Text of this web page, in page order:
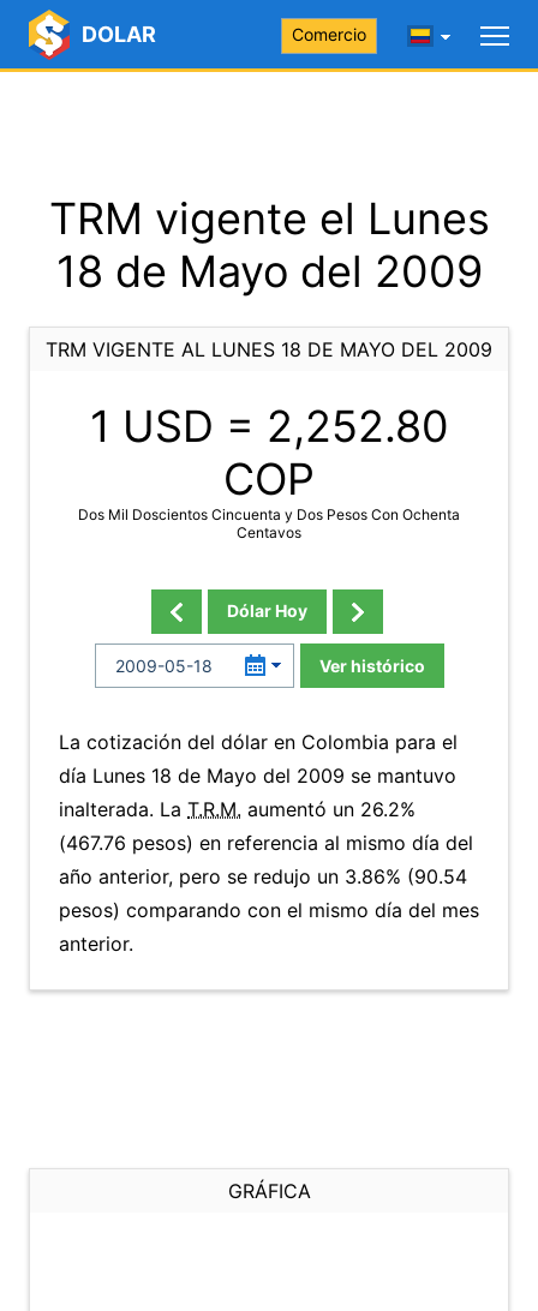
DOLAR Comercio
TRM vigente el Lunes
18 de Mayo del 2009
TRM VIGENTE AL LUNES 18 DE MAYO DEL 2009
1 USD = 2,252.80
COP
Dos Mil Doscientos Cincuenta y Dos Pesos Con Ochenta
Centavos
Dólar Hoy
Ver histórico
La cotización del dólar en Colombia para el
día Lunes 18 de Mayo del 2009 se mantuvo
inalterada. La T.R.M. aumentó un 26.2%
(467.76 pesos) en referencia al mismo día del
año anterior, pero se redujo un 3.86% (90.54
pesos) comparando con el mismo día del mes
anterior.
GRÁFICA